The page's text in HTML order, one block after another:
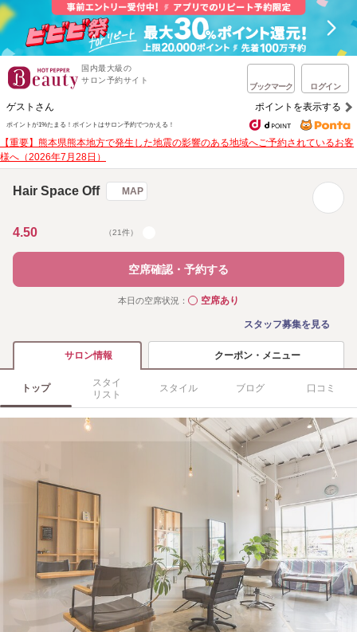
国内最大級の
サロン予約サイト
ブックマーク ログイン
ゲストさん ポイントを表示する
ポイントが1%たまる！ ポイントはサロン予約でつかえる！
【重要】熊本県熊本地方で発生した地震の影響のある地域へご予約されているお客
様へ（2026年7月28日）
Hair Space Off MAP
4.50 （21件）
空席確認・予約する
本日の空席状況： ◯空席あり
スタッフ募集を見る
サロン情報 クーポン・メニュー
トップ
スタイ
リスト
スタイル ブログ 口コミ